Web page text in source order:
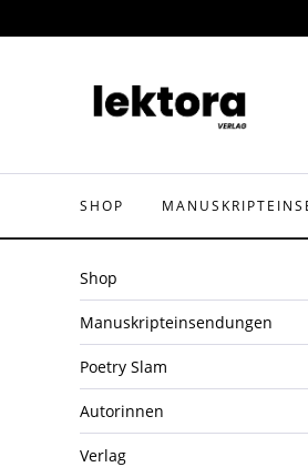
SHOP
Shop
Manuskripteinsendungen
Poetry Slam
Autorinnen
Verlag